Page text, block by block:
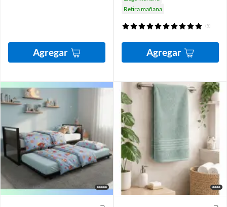
Agregar
Retira mañana
(5)
Agregar